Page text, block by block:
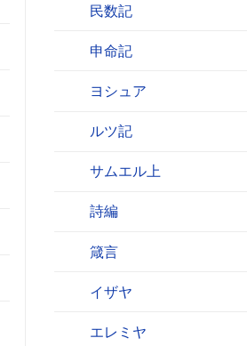
民数記
申命記
ヨシュア
ルツ記
サムエル上
詩編
箴言
イザヤ
エレミヤ